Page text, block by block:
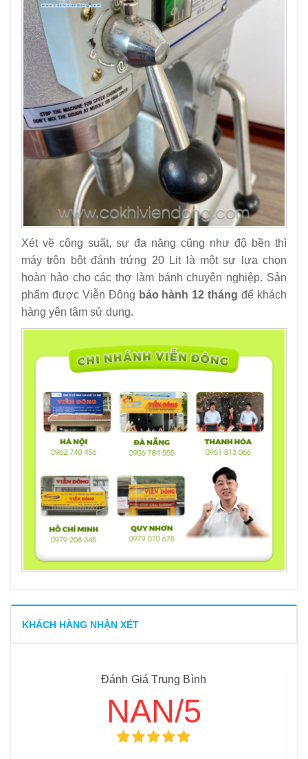
Xét về công suất, sự đa năng cũng như độ bền thì
máy trộn bột đánh trứng 20 Lit là một sự lựa chọn
hoàn hảo cho các thợ làm bánh chuyên nghiệp. Sản
phẩm được Viễn Đông bảo hành 12 tháng để khách
hàng yên tâm sử dụng.
KHÁCH HÀNG NHẬN XÉT
Đánh Giá Trung Bình
NAN/5